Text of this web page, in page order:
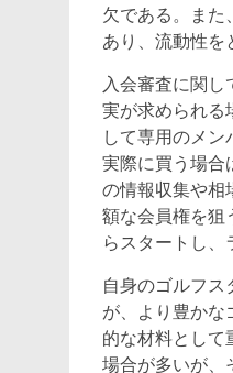
欠である。また
あり、流動性を
入会審査に関
実が求められる
して専用のメン
実際に買う場合
の情報収集や相
額な会員権を狙
らスタートし、
自身のゴルフ
が、より豊かな
的な材料として
場合が多いが、